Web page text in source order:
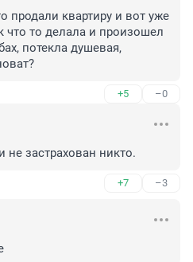
продали квартиру и вот уже
что то делала и произошел
потекла душевая,
+5 –0
не застрахован никто.
+7 –3